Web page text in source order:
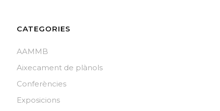
CATEGORIES
AAMMB
Aixecament de plànols
Conferències
Exposicions